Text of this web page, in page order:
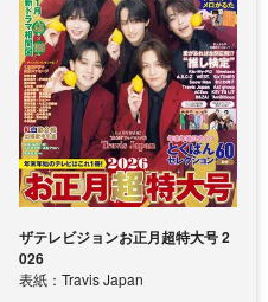
ザテレビジョンお正月超特大号 2
026
表紙：Travis Japan